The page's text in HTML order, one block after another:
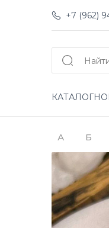
+7 (962)
КАТАЛОГ
А Б